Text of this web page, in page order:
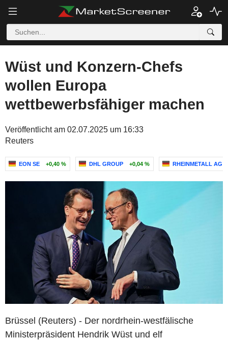
Wüst und Konzern-Chefs
wollen Europa
wettbewerbsfähiger machen
Veröffentlicht am 02.07.2025 um 16:33
Reuters
EON SE +0,40 % DHL GROUP +0,04 % RHEINMETALL AG
Brüssel (Reuters) - Der nordrhein-westfälische
Ministerpräsident Hendrik Wüst und elf